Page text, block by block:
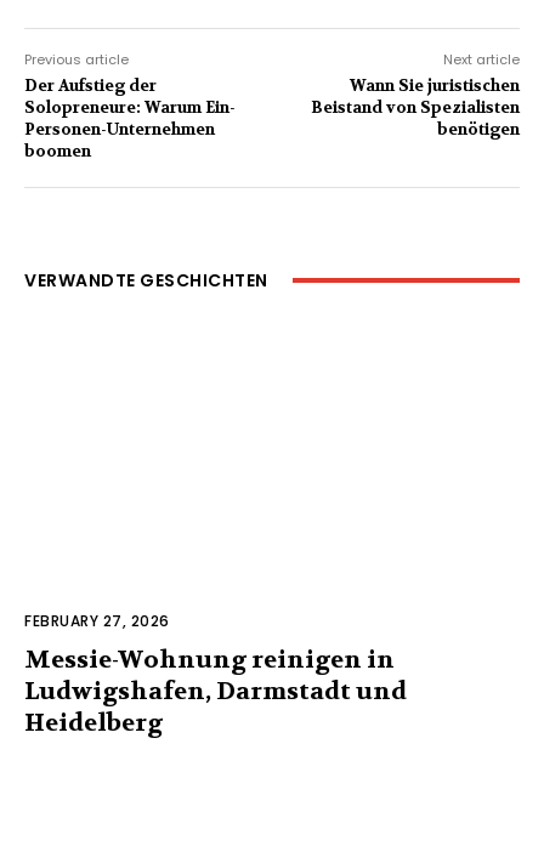
Previous article
Der Aufstieg der
Solopreneure: Warum Ein-
Personen-Unternehmen
boomen
Next article
Wann Sie juristischen
Beistand von Spezialisten
benötigen
VERWANDTE GESCHICHTEN
FEBRUARY 27, 2026
Messie-Wohnung reinigen in
Ludwigshafen, Darmstadt und
Heidelberg